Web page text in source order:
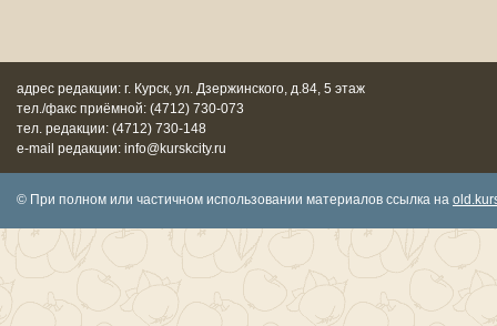
адрес редакции: г. Курск, ул. Дзержинского, д.84, 5 этаж
тел./факс приёмной: (4712) 730-073
тел. редакции: (4712) 730-148
e-mail редакции: info@kurskcity.ru
© При полном или частичном использовании материалов ссылка на